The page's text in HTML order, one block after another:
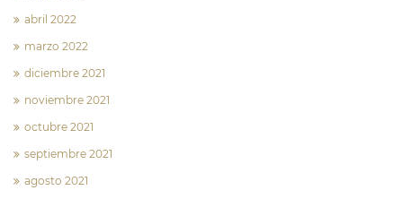
abril 2022
marzo 2022
diciembre 2021
noviembre 2021
octubre 2021
septiembre 2021
agosto 2021